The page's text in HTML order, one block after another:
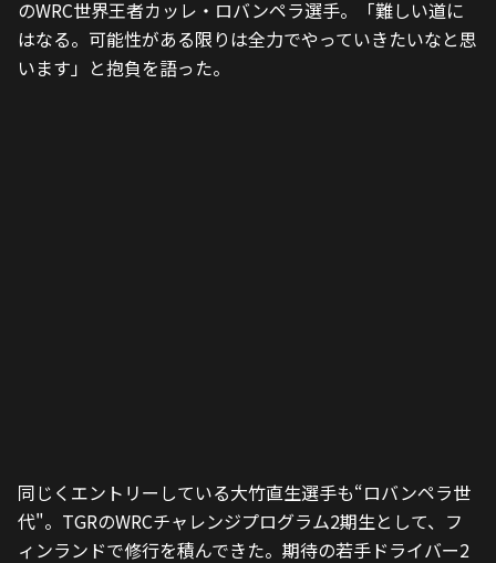
のWRC世界王者カッレ・ロバンペラ選手。「難しい道に
はなる。可能性がある限りは全力でやっていきたいなと思
います」と抱負を語った。
同じくエントリーしている大竹直生選手も“ロバンペラ世
代"。TGRのWRCチャレンジプログラム2期生として、フ
ィンランドで修行を積んできた。期待の若手ドライバー2